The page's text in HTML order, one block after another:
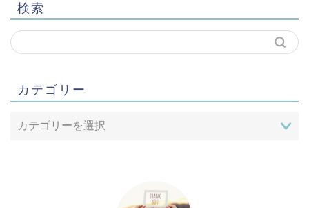
検索
カテゴリー